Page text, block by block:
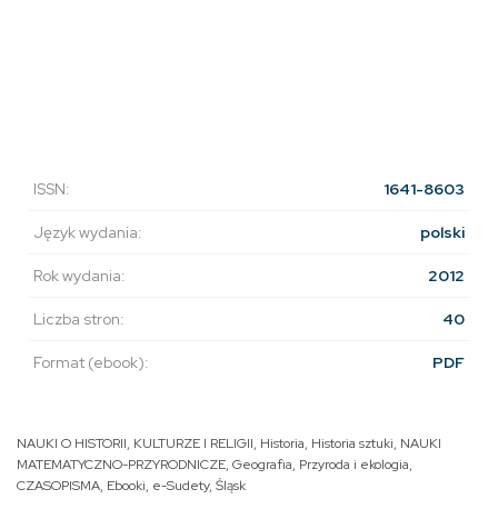
ISSN: 1641-8603
Język wydania: polski
Rok wydania: 2012
Liczba stron: 40
Format (ebook): PDF
NAUKI O HISTORII, KULTURZE I RELIGII, Historia, Historia sztuki, NAUKI
MATEMATYCZNO-PRZYRODNICZE, Geografia, Przyroda i ekologia,
CZASOPISMA, Ebooki, e-Sudety, Śląsk